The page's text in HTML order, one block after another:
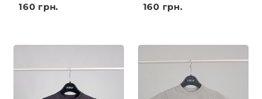
160 грн. 160 грн.